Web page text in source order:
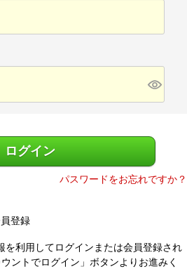
ご利用ガイド
ログイン
パスワードをお忘れですか？
登録
を利用してログインまたは会員登録され
ントでログイン」ボタンよりお進みく